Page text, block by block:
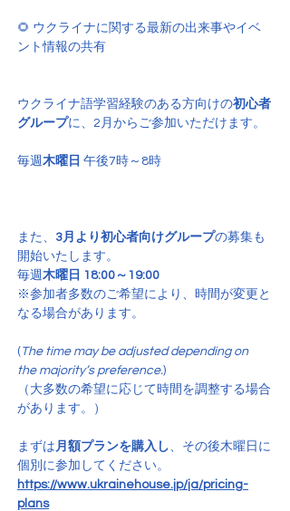
🌻 ウクライナに関する最新の出来事やイベ
ント情報の共有
ウクライナ語学習経験のある方向けの初心者
グループに、2月からご参加いただけます。
毎週木曜日 午後7時～8時
また、 3月より初心者向けグループの募集も
開始いたします。
毎週木曜日 18:00～19:00
※参加者多数のご希望により、時間が変更と
なる場合があります。
( The time may be adjusted depending on
the majority’s preference.)
（大多数の希望に応じて時間を調整する場合
があります。）
まずは 月額プランを購入し、その後木曜日に
個別に参加してください。
https://www.ukrainehouse.jp/ja/pricing-
plans